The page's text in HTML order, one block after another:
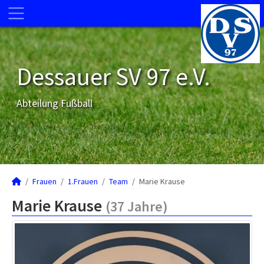
Dessauer SV 97 e.V.
Abteilung Fußball
Frauen 1.Frauen Team Marie Krause
Marie Krause (37 Jahre)